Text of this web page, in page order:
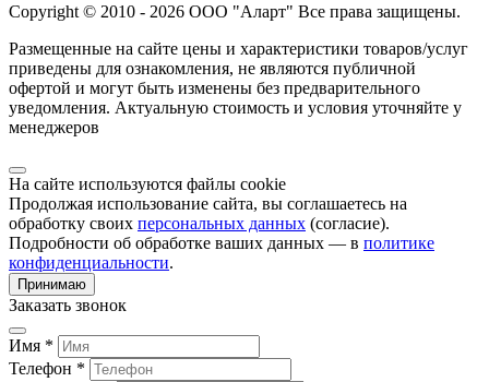
Copyright © 2010 - 2026 ООО "Аларт" Все права защищены.
Размещенные на сайте цены и характеристики товаров/услуг
приведены для ознакомления, не являются публичной
офертой и могут быть изменены без предварительного
уведомления. Актуальную стоимость и условия уточняйте у
менеджеров
На сайте используются файлы cookie
Продолжая использование сайта, вы соглашаетесь на
обработку своих персональных данных (согласие).
Подробности об обработке ваших данных — в политике
конфиденциальности.
Принимаю
Заказать звонок
Имя *
Телефон *